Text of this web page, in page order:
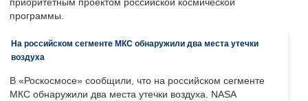
приоритетным проектом российской космической
программы.
На российском сегменте МКС обнаружили два места утечки
воздуха
В «Роскосмосе» сообщили, что на российском сегменте
МКС обнаружили два места утечки воздуха. NASA